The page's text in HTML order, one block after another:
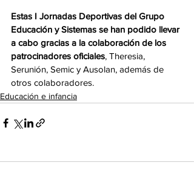
Estas I Jornadas Deportivas del Grupo
Educación y Sistemas se han podido llevar
a cabo gracias a la colaboración de los
patrocinadores oficiales, Theresia,
Serunión, Semic y Ausolan, además de
otros colaboradores.
Educación e infancia